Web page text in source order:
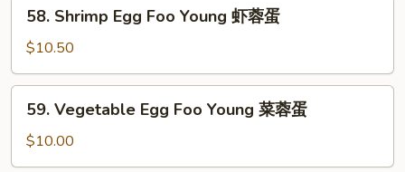
Shrimp
Egg
Foo
Young
58. Shrimp Egg Foo Young 虾蓉蛋
$10.50
Vegetable
Egg
Foo
59. Vegetable Egg Foo Young 菜蓉蛋
$10.00